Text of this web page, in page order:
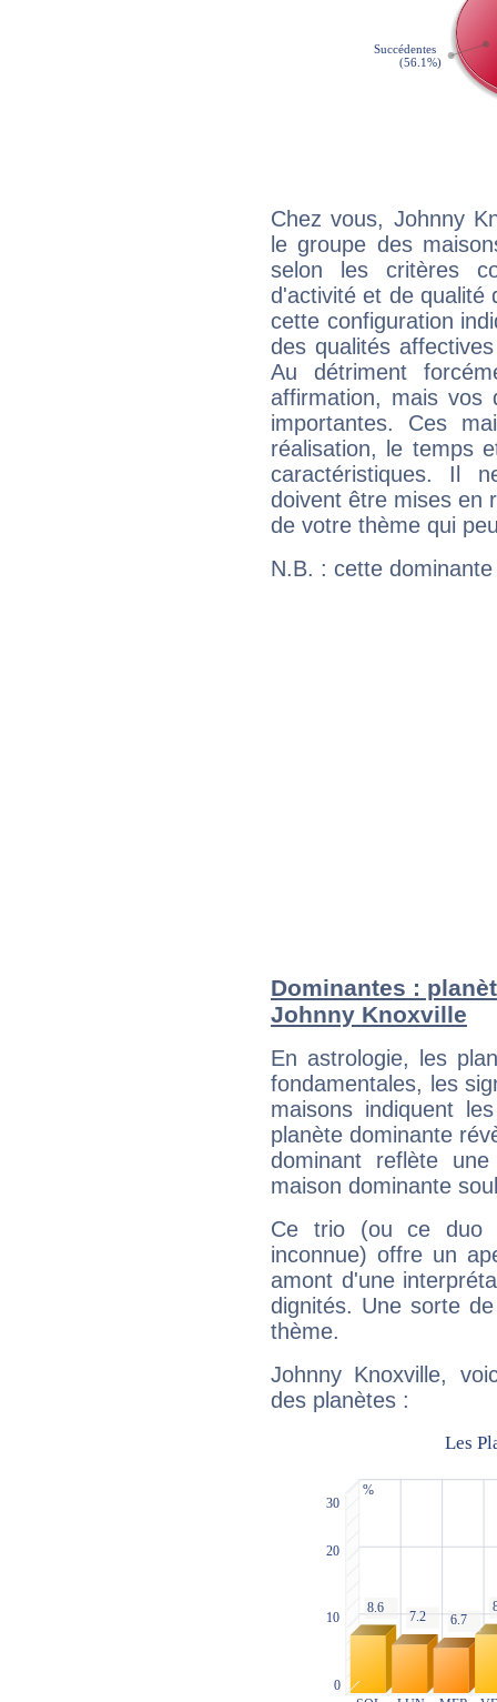
Chez vous, Johnny
le groupe des
selon les critères
d'activité et de qualité
cette configuration
des qualités
Au détriment
affirmation, mais
importantes. Ces
réalisation, le temps
caractéristiques. Il
doivent être mises en
de votre thème qui
N.B. : cette
Dominantes :
Johnny Knoxville
En astrologie, les
fondamentales, les
maisons indiquent
planète dominante
dominant reflète
maison dominante
Ce trio (ou ce duo
inconnue) offre un
amont d'une
dignités. Une sorte
thème.
Johnny Knoxville,
des planètes :